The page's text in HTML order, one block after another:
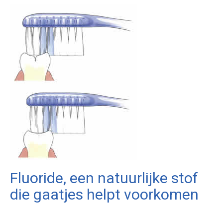
Fluoride, een natuurlijke stof
die gaatjes helpt voorkomen